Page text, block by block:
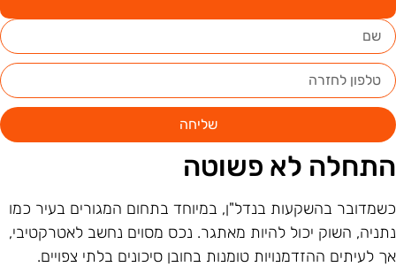
שליחה
לא פשוטה
בהשקעות בנדל"ן, במיוחד בתחום המגורים בעיר כמו
השוק יכול להיות מאתגר. נכס מסוים נחשב לאטרקטיבי,
לעיתים ההזדמנויות טומנות בחובן סיכונים בלתי צפויים.